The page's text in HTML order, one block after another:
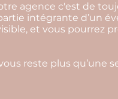
agence c'est de
intégrante d’un
et vous pourrez
reste plus qu’une